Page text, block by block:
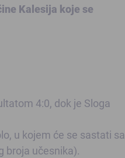
Kalesija koje se
4:0, dok je Sloga
u kojem će se sastati sa
broja učesnika).